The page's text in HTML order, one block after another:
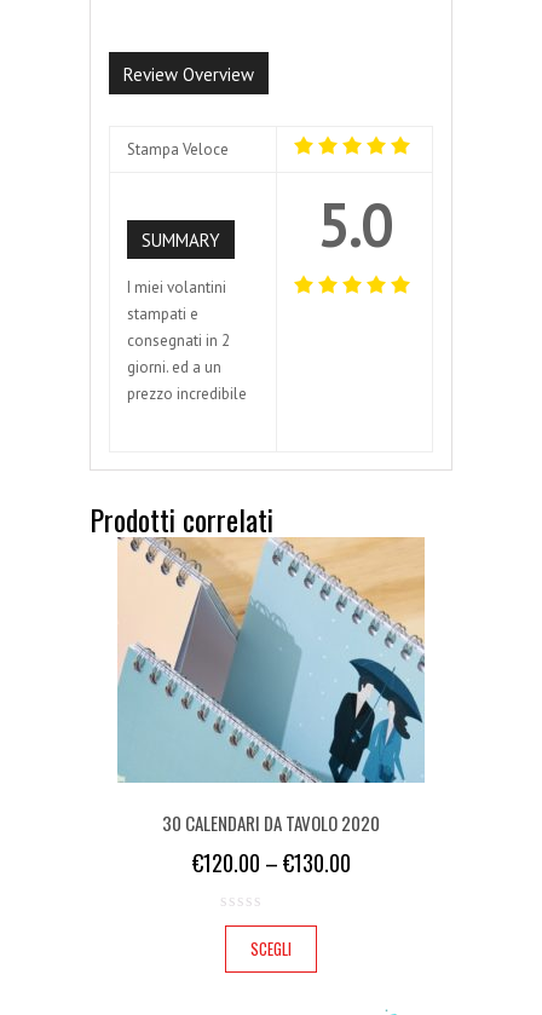
Review Overview
Stampa Veloce
SUMMARY
I miei volantini
stampati e
consegnati in 2
giorni. ed a un
prezzo incredibile
5.0
Prodotti correlati
30 CALENDARI DA TAVOLO 2020
€120.00 –€130.00
SCEGLI